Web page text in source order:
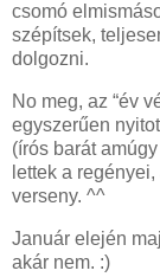
csomó
szépítsek,
dolgozni.
No meg, az “év
egyszerűen
(írós barát
lettek a
verseny. ^^
Január elején
akár nem. :)